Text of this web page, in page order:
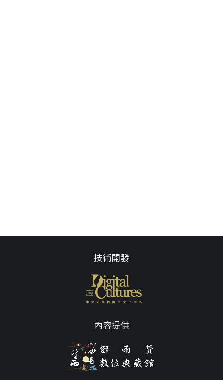
技術開發
內容提供